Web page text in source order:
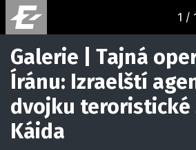
1 /
Galerie | Tajná
Íránu: Izraelští
dvojku teroristické
Káida